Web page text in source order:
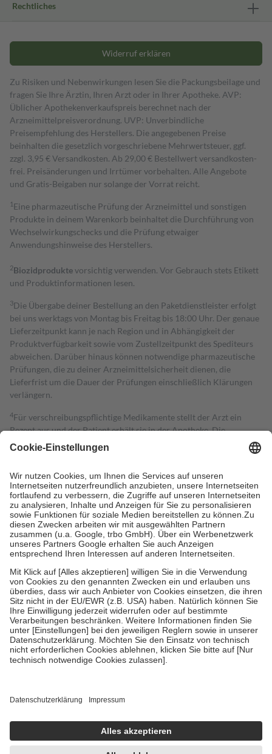
Rechtliches
Widerruf erklären
Zu Risiken und Nebenwirkungen lesen Sie die Packungsbeilage und
fragen Sie Ihre Ärztin, Ihren Arzt oder in Ihrer Apotheke. AVP:
Üblicher Apothekenverkaufspreis berechnet nach der
Arzneimittelpreisverordnung. UVP: Unverbindliche
Preisempfehlung des Herstellers. Die angegebenen Preise
beinhalten die gesetzlich vorgeschriebene Mehrwertsteuer, ggf.
zzgl. 3,95 € Versandkosten. Ab 29,00 € Bestell­wert versand­kosten­
frei. Preisänderungen und Irrtümer vorbehalten. Alle Angebote
und Gratis-Beigaben nur solange der Vorrat reicht.
1 Eine pharmazeutische Prüfung der Arzneimittel und sonstigen
Produkte in deinem Warenkorb beinhaltet die Durchführung von
Wechselwirkungschecks und die Prüfung etwaiger
Anwendungshinweise des Herstellers.
2Biozidproduktevorsichtig verwenden. Vor Gebrauch stets Etikett
und Produktinformationen lesen.
3Die Übergabe deiner Bestellung an den Paketdienstleister erfolgt
bei uns werktags von Montag bis Freitag bis 18:00 Uhr. Der genaue
Lieferzeitpunkt kann je nach Region und in Abhängigkeit der
Produktverfügbarkeit sowie vom Zustellzeitpunkt des Spediteurs
abweichen. Darüber hinaus können notwendige pharmazeutische
Prüfungen, die zu deiner Arzneimittelsicherheit dienen, die
Lieferfrist um die Dauer der Prüfungen einschließlich Klärungen
verlängern.
4Für verschreibungspflichtige Medikamente stellt der Arzt ein
Rezept aus und der Patient erhält sie in der Apotheke. Die
gesetzliche Krankenversicherung übernimmt in der Regel die
Kosten dafür, der Versicherte trägt einen Teil davon als Zuzahlung
Grundsätzlich leisten Mitglieder Zuzahlungen in Höhe von zehn
Prozent des Abgabepreises,mindestens jedochfünf Euround
höchstens zehn Euro.Es sind jedoch nie mehr als die tatsächlichen
Kosten der Leistung zu entrichten.
Diese Regeln gelten grundsätzlich auch für Online-Apotheken.
Bei Heilmitteln und häuslicher Krankenpflege beträgt die
Zuzahlung zehn Prozent der Kosten sowie zehn Euro je
Verordnung.
Um das Engagement der Versicherten für ihre eigene Gesundheit zu
stärken und die besondere Stellung der Familie zu unterstützen,
fallenkeine Zuzahlungenan bei:
• Kindern und Jugendlichen bis zum vollendeten 18. Lebensjahr
mit Ausnahme der Fahrkosten
• Untersuchungen zur Vorsorge und Früherkennung, die von der
GKV getragen werden
Einholung von Bewertungen. Trusted Shops hat Maßnahmen
getroffen, um sicherzustellen, dass es sich um echte Bewertungen
handelt. Mehr Informationen findest du hier: